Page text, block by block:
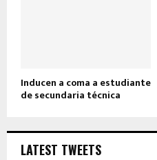
Inducen a coma a estudiante
de secundaria técnica
LATEST TWEETS